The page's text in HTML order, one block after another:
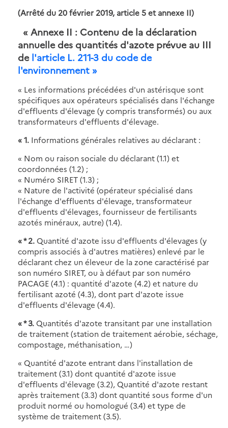
(Arrêté du 20 février 2019, article 5 et annexe II)
« Annexe II : Contenu de la déclaration
annuelle des quantités d'azote prévue au III
de l'article L. 211-3 du code de
l'environnement »
« Les informations précédées d'un astérisque sont
spécifiques aux opérateurs spécialisés dans l'échange
d'effluents d'élevage (y compris transformés) ou aux
transformateurs d'effluents d'élevage.
« 1. Informations générales relatives au déclarant :
« Nom ou raison sociale du déclarant (1.1) et
coordonnées (1.2) ;
« Numéro SIRET (1.3) ;
« Nature de l'activité (opérateur spécialisé dans
l'échange d'effluents d'élevage, transformateur
d'effluents d'élevages, fournisseur de fertilisants
azotés minéraux, autre) (1.4).
« * 2.Quantité d'azote issu d'effluents d'élevages (y
compris associés à d'autres matières) enlevé par le
déclarant chez un éleveur de la zone caractérisé par
son numéro SIRET, ou à défaut par son numéro
PACAGE (4.1) : quantité d'azote (4.2) et nature du
fertilisant azoté (4.3), dont part d'azote issue
d'effluents d'élevage (4.4).
« * 3.Quantités d'azote transitant par une installation
de traitement (station de traitement aérobie, séchage,
compostage, méthanisation, …)
« Quantité d'azote entrant dans l'installation de
traitement (3.1) dont quantité d'azote issue
d'effluents d'élevage (3.2), Quantité d'azote restant
après traitement (3.3) dont quantité sous forme d'un
produit normé ou homologué (3.4) et type de
système de traitement (3.5).